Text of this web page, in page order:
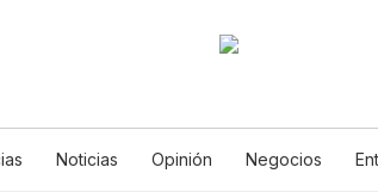
Noticias Opinión Negocios